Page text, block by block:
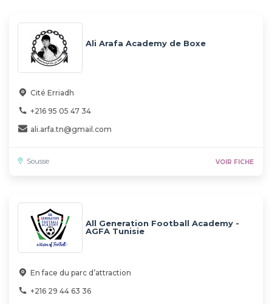
Ali Arafa Academy de Boxe
Cité Erriadh
+216 95 05 47 34
ali.arfa.tn@gmail.com
Sousse VOIR FICHE
All Generation Football Academy -
AGFA Tunisie
En face du parc d’attraction
+216 29 44 63 36